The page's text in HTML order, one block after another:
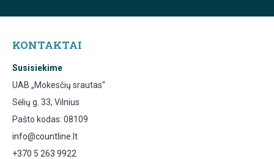
KONTAKTAI
Susisiekime
UAB „Mokesčių srautas“
Sėlių g. 33, Vilnius
Pašto kodas: 08109
info@countline.lt
+370 5 263 9922